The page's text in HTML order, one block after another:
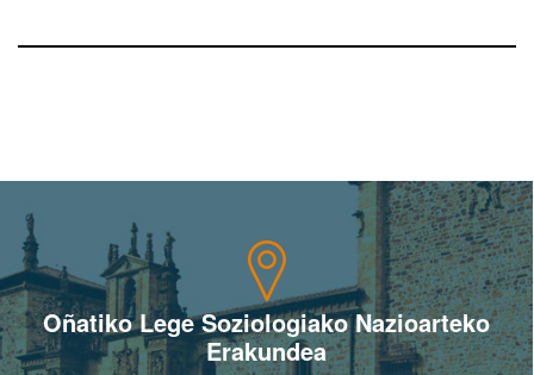
Oñatiko Lege Soziologiako Nazioarteko
Erakundea